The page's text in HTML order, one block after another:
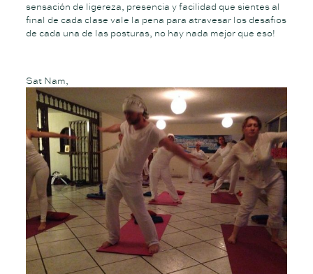
sensación de ligereza, presencia y facilidad que sientes al
final de cada clase vale la pena para atravesar los desafios
de cada una de las posturas, no hay nada mejor que eso!
Sat Nam,